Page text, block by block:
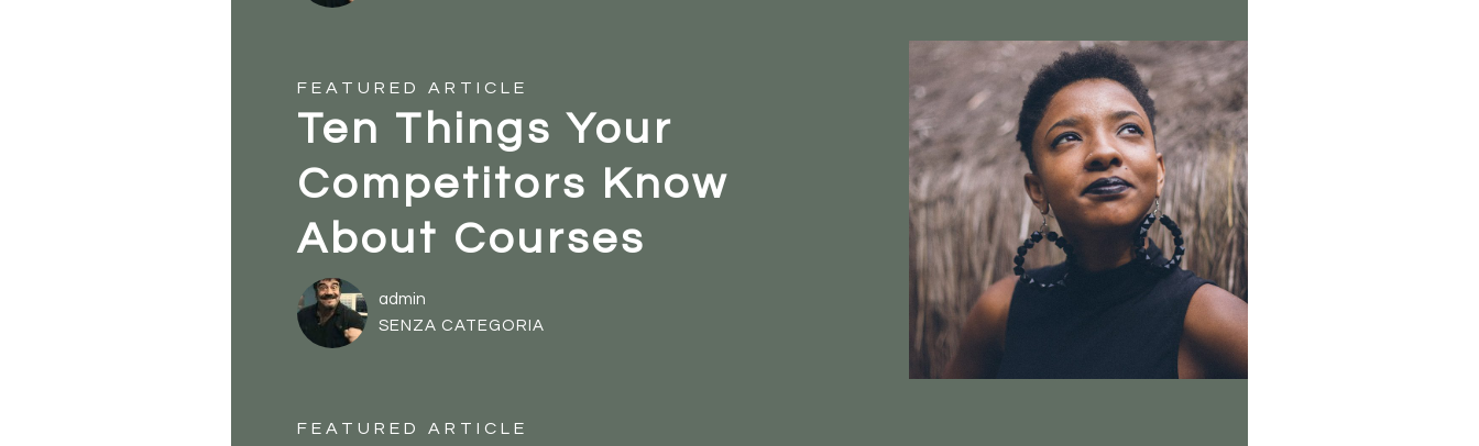
FEATURED ARTICLE
Ten Things Your
Competitors Know
About Courses
admin
SENZA CATEGORIA
FEATURED ARTICLE